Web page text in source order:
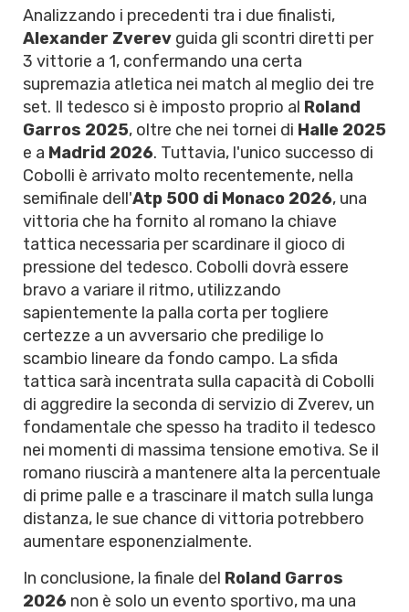
Analizzando i precedenti tra i due finalisti,
Alexander Zverev guida gli scontri diretti per
3 vittorie a 1, confermando una certa
supremazia atletica nei match al meglio dei tre
set. Il tedesco si è imposto proprio al Roland
Garros 2025, oltre che nei tornei di Halle 2025
e a Madrid 2026. Tuttavia, l'unico successo di
Cobolli è arrivato molto recentemente, nella
semifinale dell'Atp 500 di Monaco 2026, una
vittoria che ha fornito al romano la chiave
tattica necessaria per scardinare il gioco di
pressione del tedesco. Cobolli dovrà essere
bravo a variare il ritmo, utilizzando
sapientemente la palla corta per togliere
certezze a un avversario che predilige lo
scambio lineare da fondo campo. La sfida
tattica sarà incentrata sulla capacità di Cobolli
di aggredire la seconda di servizio di Zverev, un
fondamentale che spesso ha tradito il tedesco
nei momenti di massima tensione emotiva. Se il
romano riuscirà a mantenere alta la percentuale
di prime palle e a trascinare il match sulla lunga
distanza, le sue chance di vittoria potrebbero
aumentare esponenzialmente.
In conclusione, la finale del Roland Garros
2026 non è solo un evento sportivo, ma una